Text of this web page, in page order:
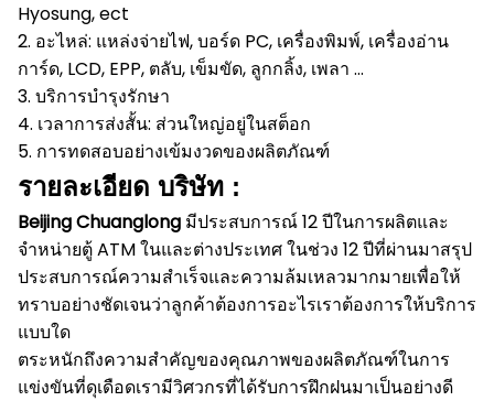
Hyosung, ect
2. อะไหล่: แหล่งจ่ายไฟ, บอร์ด PC, เครื่องพิมพ์, เครื่องอ่าน
การ์ด, LCD, EPP, ตลับ, เข็มขัด, ลูกกลิ้ง, เพลา ...
3. บริการบำรุงรักษา
4. เวลาการส่งสั้น: ส่วนใหญ่อยู่ในสต็อก
5. การทดสอบอย่างเข้มงวดของผลิตภัณฑ์
รายละเอียด บริษัท :
Beijing Chuanglong มีประสบการณ์ 12 ปีในการผลิตและ
จำหน่ายตู้ ATM ในและต่างประเทศในช่วง 12 ปีที่ผ่านมาสรุป
ประสบการณ์ความสำเร็จและความล้มเหลวมากมายเพื่อให้
ทราบอย่างชัดเจนว่าลูกค้าต้องการอะไรเราต้องการให้บริการ
แบบใด
ตระหนักถึงความสำคัญของคุณภาพของผลิตภัณฑ์ในการ
แข่งขันที่ดุเดือดเรามีวิศวกรที่ได้รับการฝึกฝนมาเป็นอย่างดี